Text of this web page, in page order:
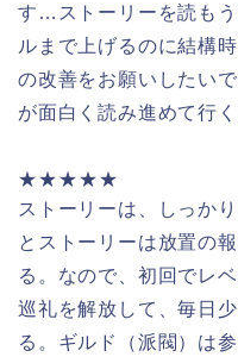
す…ストーリーを読も
ルまで上げるのに結構
の改善をお願いしたい
が面白く読み進めて行
★★★★★
ストーリーは、しっか
とストーリーは放置の
る。なので、初回でレ
巡礼を解放して、毎日
る。ギルド（派閥）は